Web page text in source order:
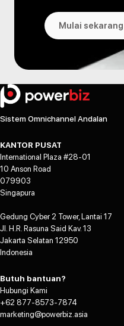
Mulai sekarang
Sistem Omnichannel Andalan
KANTOR PUSAT
International Plaza #28-01
10 Anson Road
079903
Singapura
Gedung Cyber 2 Tower, Lantai 17
Jl. H.R. Rasuna Said Kav. 13
Jakarta Selatan 12950
Indonesia
Butuh bantuan?
Hubungi Kami
+62 877-8573-7874
marketing@powerbiz.asia